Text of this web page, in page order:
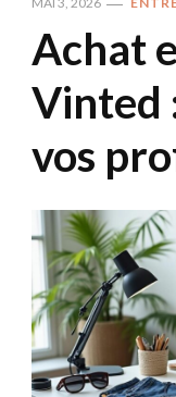
Achat
Vinted
vos